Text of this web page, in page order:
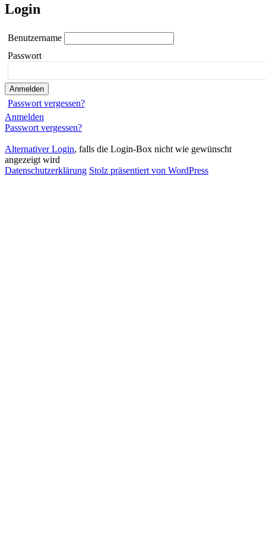
Login
Benutzername
Passwort
Passwort vergessen?
Anmelden
Passwort vergessen?
Alternativer Login, falls die Login-Box nicht wie gewünscht
angezeigt wird
Datenschutzerklärung Stolz präsentiert von WordPress